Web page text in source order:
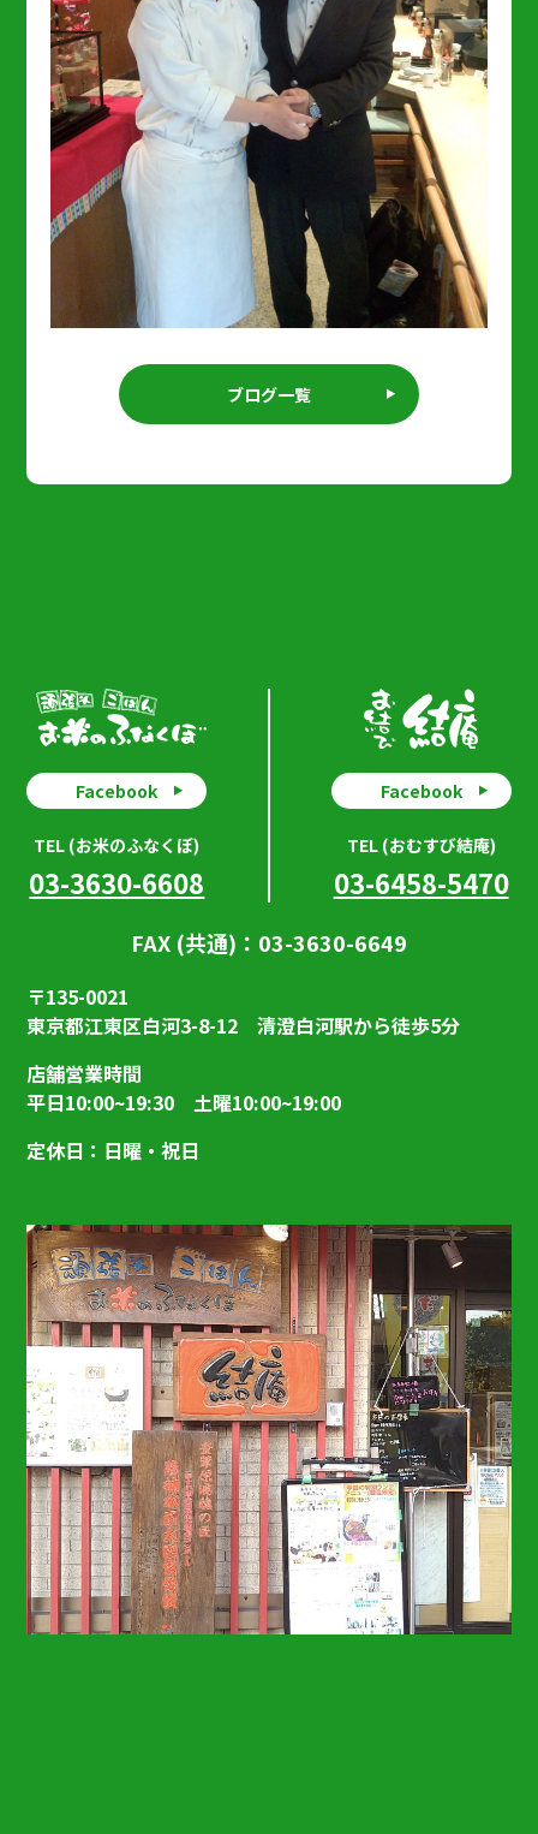
ブログ一覧
Facebook
TEL (お米のふなくぼ)
03-3630-6608
Facebook
TEL (おむすび結庵)
03-6458-5470
FAX (共通)：03-3630-6649
〒135-0021
東京都江東区白河3-8-12 清澄白河駅から徒歩5分
店舗営業時間
平日10:00~19:30 土曜10:00~19:00
定休日：日曜・祝日